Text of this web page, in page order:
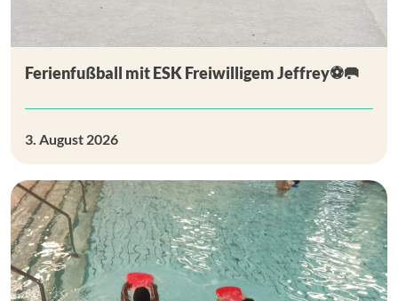
Ferienfußball mit ESK Freiwilligem Jeffrey⚽🥅
3. August 2026